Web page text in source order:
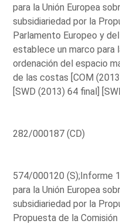
para la Unión Europea
subsidiariedad por la
Parlamento Europeo y
establece un marco para
ordenación del espacio
de las costas [COM
[SWD (2013) 64 final]
282/000187 (CD)
574/000120 (S);Informe
para la Unión Europea
subsidiariedad por la
Propuesta de la